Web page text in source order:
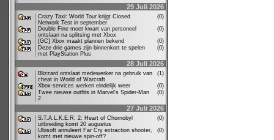
29 Juli 2026
Crazy Taxi: World Tour krijgt Closed
Network Test in september
(0)
Double Fine moet kwart van personeel
ontslaan na splitsing met Xbox
(0)
[GC] Xbox maakt plannen bekend
(0)
Deze drie games zijn binnenkort te spelen
met PlayStation Plus
(0)
28 Juli 2026
Blizzard ontslaat medewerker na gebruik van
cheat in World of Warcraft
(1)
Xbox-services werken eindelijk weer
(0)
Twee nieuwe outfits in Marvel's Spider-Man
2
(0)
27 Juli 2026
S.T.A.L.K.E.R. 2: Heart of Chornobyl
uitbreiding komt 20 augustus
(0)
Ubisoft annuleert Far Cry extraction shooter,
komt met nieuwe spin-off?
(0)